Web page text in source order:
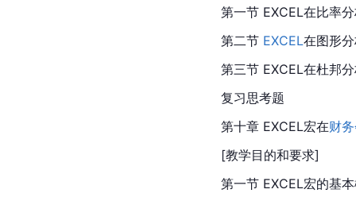
第一节 EXCEL在比率
第二节 EXCEL在图形
第三节 EXCEL在杜邦
复习思考题
第十章 EXCEL宏在财
[教学目的和要求]
第一节 EXCEL宏的基